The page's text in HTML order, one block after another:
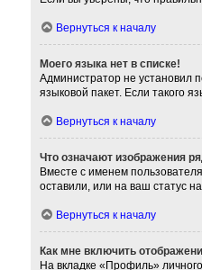
Вернуться к началу
Моего языка нет в списке!
Администратор не установил
языковой пакет. Если такого
Вернуться к началу
Что означают изображения
Вместе с именем
оставили, или на ваш статус
Вернуться к началу
Как мне включить
На вкладке «Профиль»